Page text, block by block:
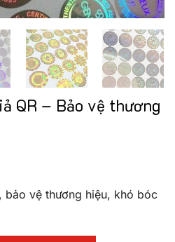
QR – Bảo vệ thương
bảo vệ thương hiệu, khó bóc